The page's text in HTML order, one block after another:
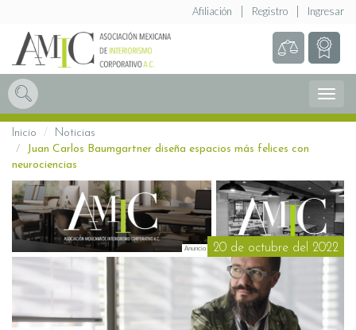
Ingresar
Registro
Afiliación
Menú
Inicio
Noticias
Juan Carlos Baumgartner diseña espacios más felices con
neurociencias
20 de octubre del 2022